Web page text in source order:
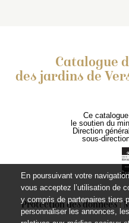
Catalogue
des jardins de
Ce
le soutien du
Direction
sous-
Protection des données
En poursuivant votre
vous acceptez l’utilisation de
y compris de partenaires tiers
personnaliser les annonces,